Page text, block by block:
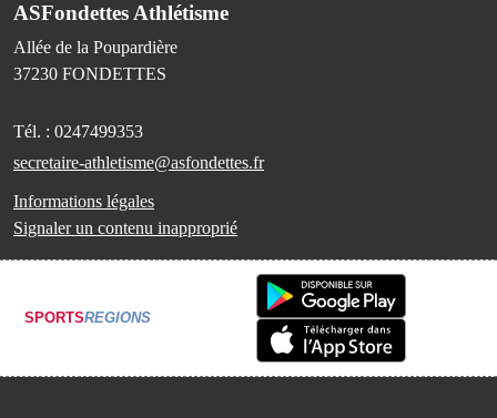
ASFondettes Athlétisme
Allée de la Poupardière
37230 FONDETTES
Tél. : 0247499353
secretaire-athletisme@asfondettes.fr
Informations légales
Signaler un contenu inapproprié
SPORTSREGIONS